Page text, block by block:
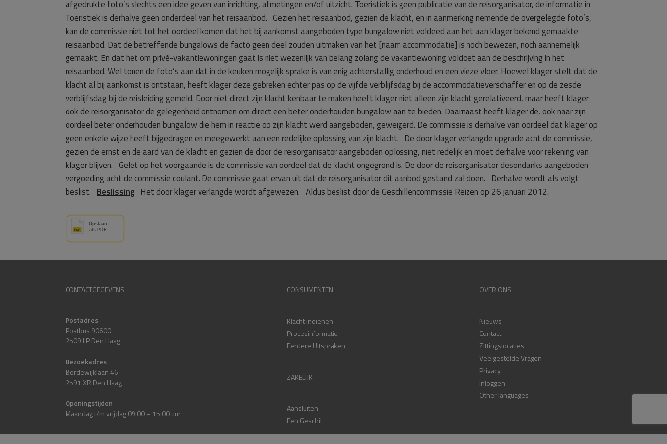
afgedrukte foto’s slechts een idee geven van inrichting, afmetingen en/of uitzicht. Toeristiek is geen publicatie van de reisorganisator, de informatie in
Toeristiek is derhalve geen onderdeel van het reisaanbod. Gezien het reisaanbod, gezien de klacht, en in aanmerking nemende de overgelegde foto’s,
kan de commissie niet tot het oordeel komen dat het bij aankomst aangeboden type bungalow niet voldeed aan het aan klager bekend gemaakte
reisaanbod. Dat de betreffende bungalows de facto geen deel zouden uitmaken van het [naam accommodatie] is noch bewezen, noch aannemelijk
gemaakt. En dat het om privé-vakantiewoningen gaat is niet wezenlijk van belang zolang de vakantiewoning voldoet aan de beschrijving in het
reisaanbod. Wel tonen de foto’s aan dat in de keuken mogelijk sprake is van enig achterstallig onderhoud en een vieze vloer. Hoewel klager stelt dat de
klacht al bij aankomst is ontstaan, heeft klager deze gebreken echter pas op de vijfde verblijfsdag bij de accommodatieverschaffer en op de zesde
verblijfsdag bij de reisleiding gemeld. Door niet direct zijn klacht kenbaar te maken heeft klager niet alleen zijn klacht gerelativeerd, maar heeft klager
ook de reisorganisator de gelegenheid ontnomen om direct een beter onderhouden bungalow aan te bieden. Daarnaast heeft klager de, ook naar zijn
oordeel beter onderhouden bungalow die hem in reactie op zijn klacht werd aangeboden, geweigerd. De commissie is derhalve van oordeel dat klager op
geen enkele wijze heeft bijgedragen en meegewerkt aan een redelijke oplossing van zijn klacht. De door klager verlangde upgrade acht de commissie,
gezien de ernst en de aard van de klacht en gezien de door de reisorganisator aangeboden oplossing, niet redelijk en moet derhalve voor rekening van
klager blijven. Gelet op het voorgaande is de commissie van oordeel dat de klacht ongegrond is. De door de reisorganisator desondanks aangeboden
vergoeding acht de commissie coulant. De commissie gaat ervan uit dat de reisorganisator dit aanbod gestand zal doen. Derhalve wordt als volgt
beslist. Beslissing Het door klager verlangde wordt afgewezen. Aldus beslist door de Geschillencommissie Reizen op 26 januari 2012.
CONTACTGEGEVENS
Postadres
Postbus 90600
2509 LP Den Haag
Bezoekadres
Bordewijklaan 46
2591 XR Den Haag
Openingstijden
Maandag t/m vrijdag 09:00 – 15:00 uur
CONSUMENTEN
Klacht Indienen
Procesinformatie
Eerdere Uitspraken
ZAKELIJK
Aansluiten
Een Geschil
OVER ONS
Nieuws
Contact
Zittingslocaties
Veelgestelde Vragen
Privacy
Inloggen
Other languages